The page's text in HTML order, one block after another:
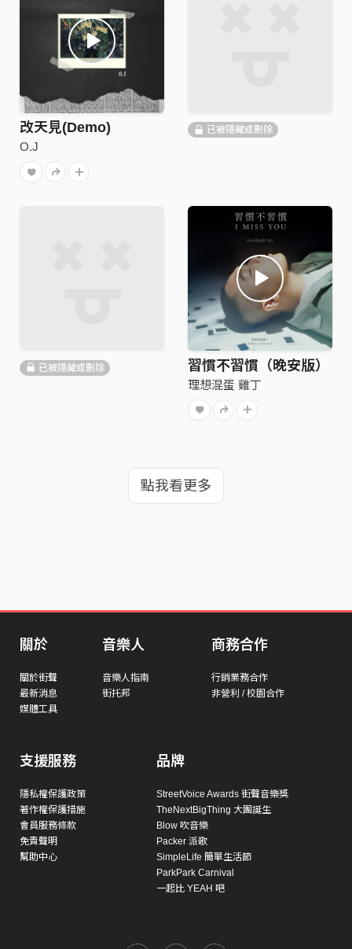
改天見(Demo)
O.J
已被隱藏或刪除
已被隱藏或刪除 習慣不習慣（晚安版）
理想混蛋 雞丁
點我看更多
關於
關於街聲
最新消息
媒體工具
音樂人
音樂人指南
街托邦
商務合作
行銷業務合作
非營利 / 校園合作
支援服務
隱私權保護政策
著作權保護措施
會員服務條款
免責聲明
幫助中心
品牌
StreetVoice Awards 街聲音樂獎
TheNextBigThing 大團誕生
Blow 吹音樂
Packer 派歌
SimpleLife 簡單生活節
ParkPark Carnival
一起比 YEAH 吧